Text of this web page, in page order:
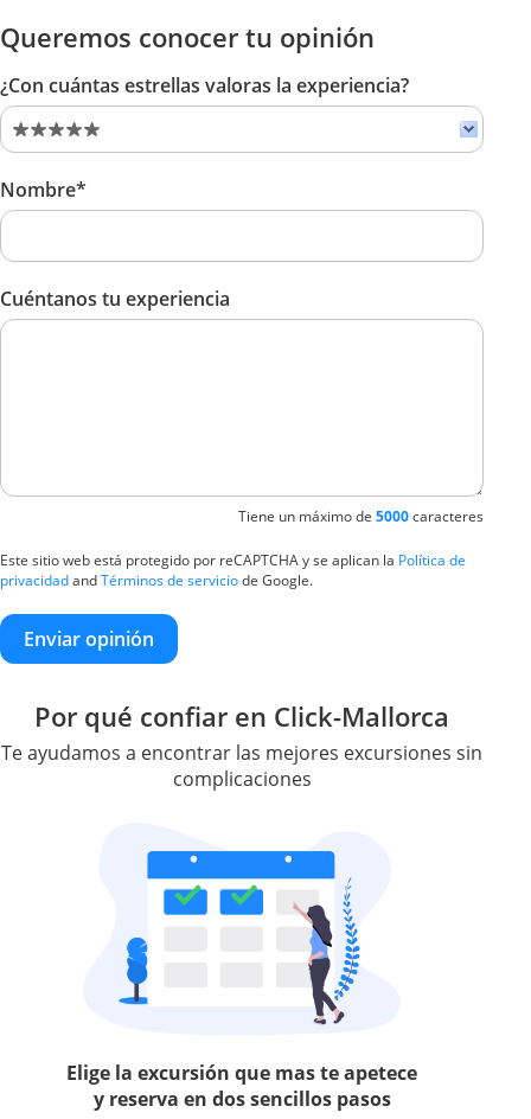
Queremos conocer tu opinión
¿Con cuántas estrellas valoras la experiencia?
Nombre*
Cuéntanos tu experiencia
Tiene un máximo de 5000caracteres
Este sitio web está protegido por reCAPTCHA y se aplican la Política de
privacidadandTérminos de serviciode Google.
Enviar opinión
Por qué confiar en Click-Mallorca
Te ayudamos a encontrar las mejores excursiones sin
complicaciones
Elige la excursión que mas te apetece
y reserva en dos sencillos pasos